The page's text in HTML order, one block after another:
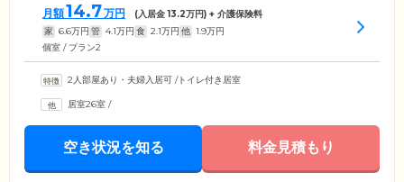
月額14.7万円 (入居金13.2万円) + 介護保険料
家 6.6万円 管 4.1万円 食 2.1万円 他 1.9万円
個室 / プラン2
2人部屋あり・夫婦入居可 /トイレ付き居室
居室26室 /
空き状況を知る 料金見積もり